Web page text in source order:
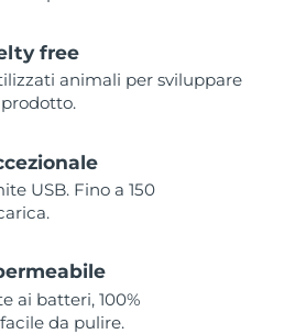
free
animali per sviluppare
USB. Fino a 150
ai batteri, 100%
da pulire.